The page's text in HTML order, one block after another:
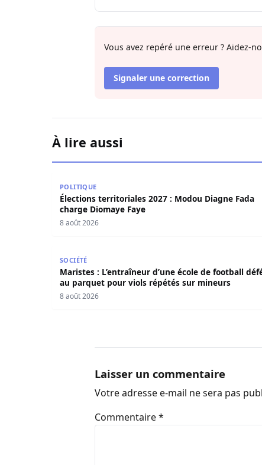
Vous avez repéré une erreur ? Aidez-
Signaler une correction
À lire aussi
POLITIQUE
Élections territoriales 2027 : Modou Diagne Fada
charge Diomaye Faye
8 août 2026
SOCIÉTÉ
Maristes : L’entraîneur d’une école de football
au parquet pour viols répétés sur mineurs
8 août 2026
Laisser un commentaire
Votre adresse e-mail ne sera pas
Commentaire*